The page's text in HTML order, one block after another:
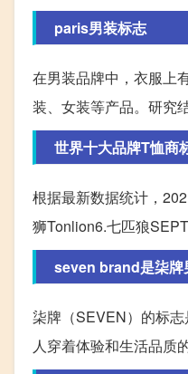
paris男装标志
在男装品牌中，衣服上
装、女装等产品。研究
世界十大品牌T恤商
根据最新数据统计，
狮Tonlion6.七匹狼
seven brand是柒牌
柒牌（SEVEN）的标
人穿着体验和生活品质